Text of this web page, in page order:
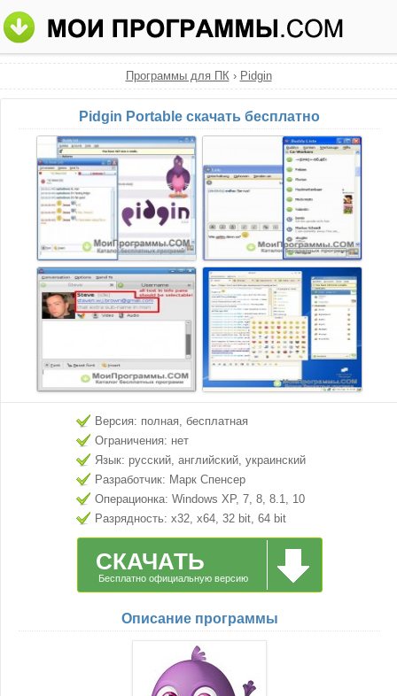
Программы для ПК› Pidgin
Pidgin Portable скачать бесплатно
Версия: полная, бесплатная
Ограничения: нет
Язык: русский, английский, украинский
Разработчик: Марк Спенсер
Операционка: Windows XP, 7, 8, 8.1, 10
Разрядность: x32, x64, 32 bit, 64 bit
СКАЧАТЬ
Бесплатно официальную версию
Описание программы